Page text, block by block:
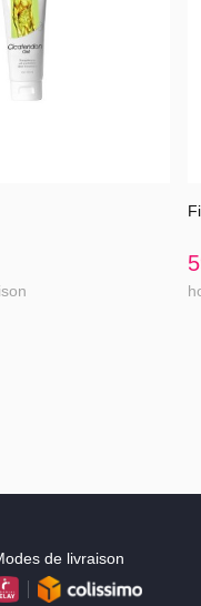
référence)
un complément
compléments alimentaires
substituts d'un régime
allaitent, aux enfants de
calcul biliaire. A conserver
de livraison